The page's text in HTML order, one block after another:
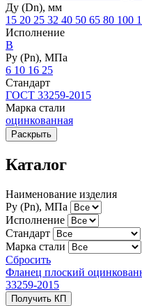
Ду (Dn), мм
15 20 25 32 40 50 65 80 100
Исполнение
B
Ру (Рn), МПа
6 10 16 25
Стандарт
ГОСТ 33259-2015
Марка стали
оцинкованная
Раскрыть
Каталог
Наименование изделия
Ру (Рn), МПа
Исполнение
Стандарт
Марка стали
Сбросить
Фланец плоский
33259-2015
Получить КП